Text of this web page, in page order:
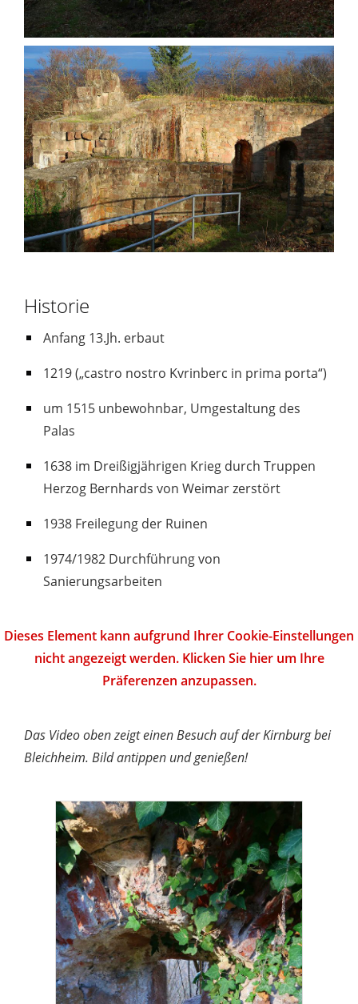
Historie
Anfang 13.Jh. erbaut
1219 („castro nostro Kvrinberc in prima porta“)
um 1515 unbewohnbar, Umgestaltung des
Palas
1638 im Dreißigjährigen Krieg durch Truppen
Herzog Bernhards von Weimar zerstört
1938 Freilegung der Ruinen
1974/1982 Durchführung von
Sanierungsarbeiten
Dieses Element kann aufgrund Ihrer Cookie-Einstellungen
nicht angezeigt werden. Klicken Sie hier um Ihre
Präferenzen anzupassen.
Das Video oben zeigt einen Besuch auf der Kirnburg bei
Bleichheim. Bild antippen und genießen!